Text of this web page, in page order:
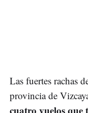
Las fuertes rachas
provincia de